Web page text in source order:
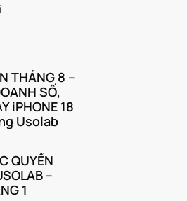
THÁNG 8 –
SỐ,
iPHONE 18
Usolab
QUYỀN
–
1